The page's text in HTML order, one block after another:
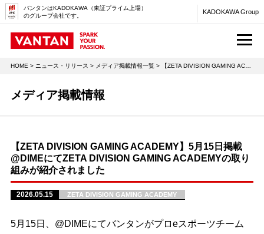
バンタンはKADOKAWA（東証プライム上場）
のグループ会社です。
KADOKAWA Group
HOME > ニュース・リリース > メディア掲載情報一覧 > 【ZETA DIVISION GAMING ACADEMY】5月15日掲載 @DIMEにてZETA DIVISION GAMING ACADEMYの取り組みが紹介されました
メディア掲載情報
【ZETA DIVISION GAMING ACADEMY】5月15日掲載
@DIMEにてZETA DIVISION GAMING ACADEMYの取り
組みが紹介されました
2026.05.15 ZETA DIVISION GAMING ACADEMY
5月15日、@DIMEにてバンタンがプロeスポーツチーム